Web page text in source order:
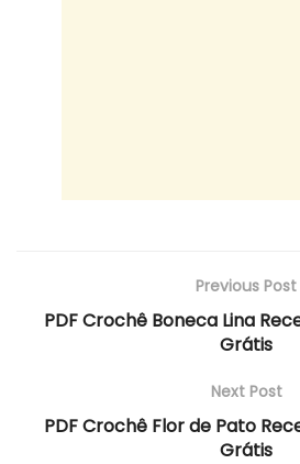
Previous Post
PDF Crochê Boneca Lina
Grátis
Next Post
PDF Crochê Flor de Pato
Grátis